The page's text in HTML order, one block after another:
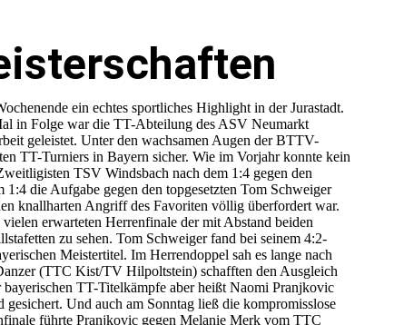
ein echtes sportliches Highlight in der Jurastadt.
in Folge war die TT-Abteilung des ASV Neumarkt
geleistet. Unter den wachsamen Augen der BTTV-
TT-Turniers in Bayern sicher. Wie im Vorjahr konnte kein
TSV Windsbach nach dem 1:4 gegen den
die Aufgabe gegen den topgesetzten Tom Schweiger
knallharten Angriff des Favoriten völlig überfordert war.
erwarteten Herrenfinale der mit Abstand beiden
zu sehen. Tom Schweiger fand bei seinem 4:2-
Meistertitel. Im Herrendoppel sah es lange nach
(TTC Kist/TV Hilpoltstein) schafften den Ausgleich
TT-Titelkämpfe aber heißt Naomi Pranjkovic
Und auch am Sonntag ließ die kompromisslose
führte Pranjkovic gegen Melanie Merk vom TTC